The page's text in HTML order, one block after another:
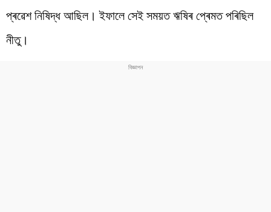
প্ৰৱেশ নিষিদ্ধ আছিল। ইফালে সেই সময়ত ঋষিৰ প্ৰেমত পৰিছিল
নীতু।